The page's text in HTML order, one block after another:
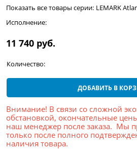
Показать все товары серии: LEMARK
Исполнение:
11 740 руб.
Количество:
ДОБАВИТЬ В
Внимание! В связи со сложной
обстановкой, окончательные
наш менеджер после заказа. Мы
только после полного
наличия товара.